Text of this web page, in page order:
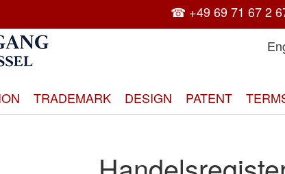
☎ +49 69 71 67 2
TRADEMARK DESIGN PATENT